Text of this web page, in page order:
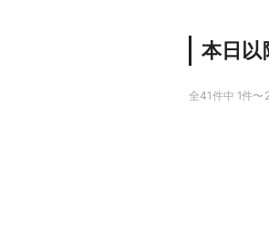
本日以
全41件中 1件〜